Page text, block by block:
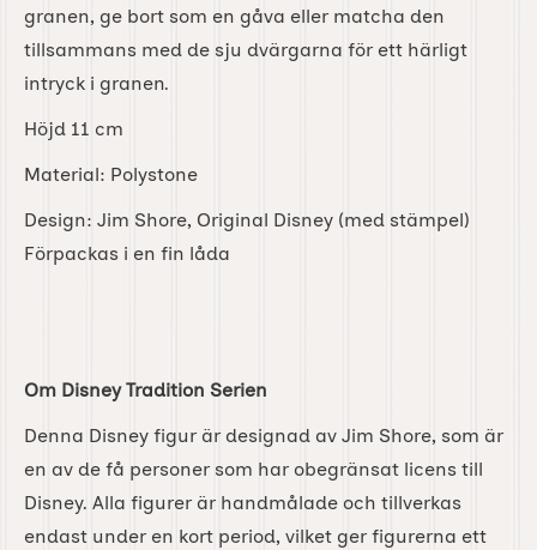
granen, ge bort som en gåva eller matcha den
tillsammans med de sju dvärgarna för ett härligt
intryck i granen.
Höjd 11 cm
Material: Polystone
Design: Jim Shore, Original Disney (med stämpel)
Förpackas i en fin låda
Om Disney Tradition Serien
Denna Disney figur är designad av Jim Shore, som är
en av de få personer som har obegränsat licens till
Disney. Alla figurer är handmålade och tillverkas
endast under en kort period, vilket ger figurerna ett